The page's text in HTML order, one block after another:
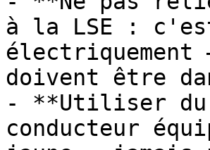
à la LSE :
électriquement
doivent être
- **Utiliser du
conducteur